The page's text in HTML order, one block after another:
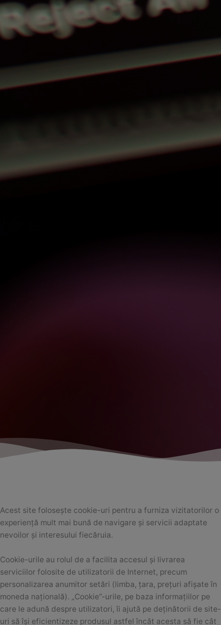
Acest site folosește cookie-uri pentru a furniza vizitatorilor o
experiență mult mai bună de navigare și servicii adaptate
nevoilor și interesului fiecăruia.
Cookie-urile au rolul de a facilita accesul și livrarea
serviciilor folosite de utilizatorii de Internet, precum
personalizarea anumitor setări (limba, țara, prețuri afișate în
moneda națională). „Cookie”-urile, pe baza informațiilor pe
care le adună despre utilizatori, îi ajută pe deținătorii de site-
uri să își eficientizeze produsul astfel încât acesta să fie cât